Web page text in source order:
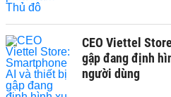
CEO Viettel
gập đang định
người dùng